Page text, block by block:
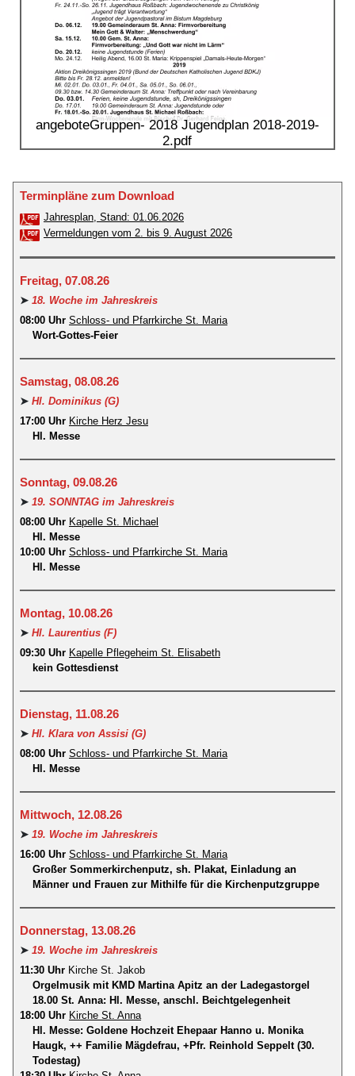
angeboteGruppen- 2018 Jugendplan 2018-2019-
2.pdf
Terminpläne zum Download
Jahresplan, Stand: 01.06.2026
Vermeldungen vom 2. bis 9. August 2026
Freitag, 07.08.26
➤ 18. Woche im Jahreskreis
08:00 Uhr Schloss- und Pfarrkirche St. Maria
Wort-Gottes-Feier
Samstag, 08.08.26
➤ Hl. Dominikus (G)
17:00 Uhr Kirche Herz Jesu
Hl. Messe
Sonntag, 09.08.26
➤ 19. SONNTAG im Jahreskreis
08:00 Uhr Kapelle St. Michael
Hl. Messe
10:00 Uhr Schloss- und Pfarrkirche St. Maria
Hl. Messe
Montag, 10.08.26
➤ Hl. Laurentius (F)
09:30 Uhr Kapelle Pflegeheim St. Elisabeth
kein Gottesdienst
Dienstag, 11.08.26
➤ Hl. Klara von Assisi (G)
08:00 Uhr Schloss- und Pfarrkirche St. Maria
Hl. Messe
Mittwoch, 12.08.26
➤ 19. Woche im Jahreskreis
16:00 Uhr Schloss- und Pfarrkirche St. Maria
Großer Sommerkirchenputz, sh. Plakat, Einladung an
Männer und Frauen zur Mithilfe für die Kirchenputzgruppe
Donnerstag, 13.08.26
➤ 19. Woche im Jahreskreis
11:30 Uhr Kirche St. Jakob
Orgelmusik mit KMD Martina Apitz an der Ladegastorgel
18.00 St. Anna: Hl. Messe, anschl. Beichtgelegenheit
18:00 Uhr Kirche St. Anna
Hl. Messe: Goldene Hochzeit Ehepaar Hanno u. Monika
Haugk, ++ Familie Mägdefrau, +Pfr. Reinhold Seppelt (30.
Todestag)